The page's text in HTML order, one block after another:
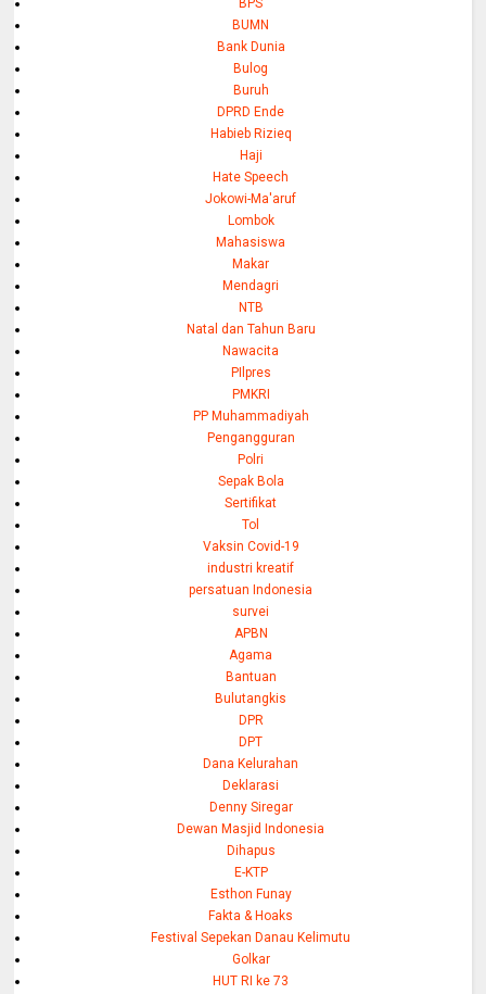
BPS
BUMN
Bank Dunia
Bulog
Buruh
DPRD Ende
Habieb Rizieq
Haji
Hate Speech
Jokowi-Ma'aruf
Lombok
Mahasiswa
Makar
Mendagri
NTB
Natal dan Tahun Baru
Nawacita
PIlpres
PMKRI
PP Muhammadiyah
Pengangguran
Polri
Sepak Bola
Sertifikat
Tol
Vaksin Covid-19
industri kreatif
persatuan Indonesia
survei
APBN
Agama
Bantuan
Bulutangkis
DPR
DPT
Dana Kelurahan
Deklarasi
Denny Siregar
Dewan Masjid Indonesia
Dihapus
E-KTP
Esthon Funay
Fakta & Hoaks
Festival Sepekan Danau Kelimutu
Golkar
HUT RI ke 73